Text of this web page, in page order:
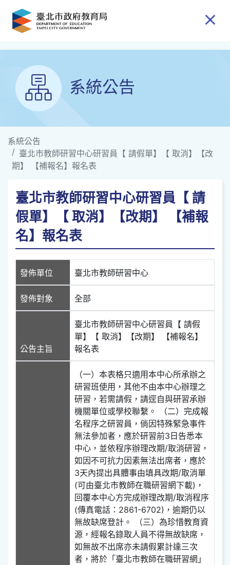
跳到主要內容
系統公告
系統公告
臺北市教師研習中心研習員【 請假單】【 取消】【改
期】 【補報名】報名表
臺北市教師研習中心研習員【 請
假單】【 取消】【改期】 【補報
名】報名表
發佈單位 臺北市教師研習中心
發佈對象 全部
公告主旨
臺北市教師研習中心研習員【 請假
單】【 取消】【改期】 【補報名】
報名表
（一）本表格只適用本中心所承辦之
研習班使用，其他不由本中心辦理之
研習，若需請假，請逕自與研習承辦
機關單位或學校聯繫。 （二）完成報
名程序之研習員，倘因特殊緊急事件
無法參加者，應於研習前3日告悉本
中心，並依程序辦理改期/取消研習，
如因不可抗力因素無法出席者，應於
3天內提出具體事由填具改期/取消單
(可由臺北市教師在職研習網下載)，
回覆本中心方完成辦理改期/取消程序
(傳真電話：2861-6702)，逾期仍以
無故缺席登計。 （三）為珍惜教育資
源，經報名錄取人員不得無故缺席，
如無故不出席亦未請假累計達三次
者，將於「臺北市教師在職研習網」